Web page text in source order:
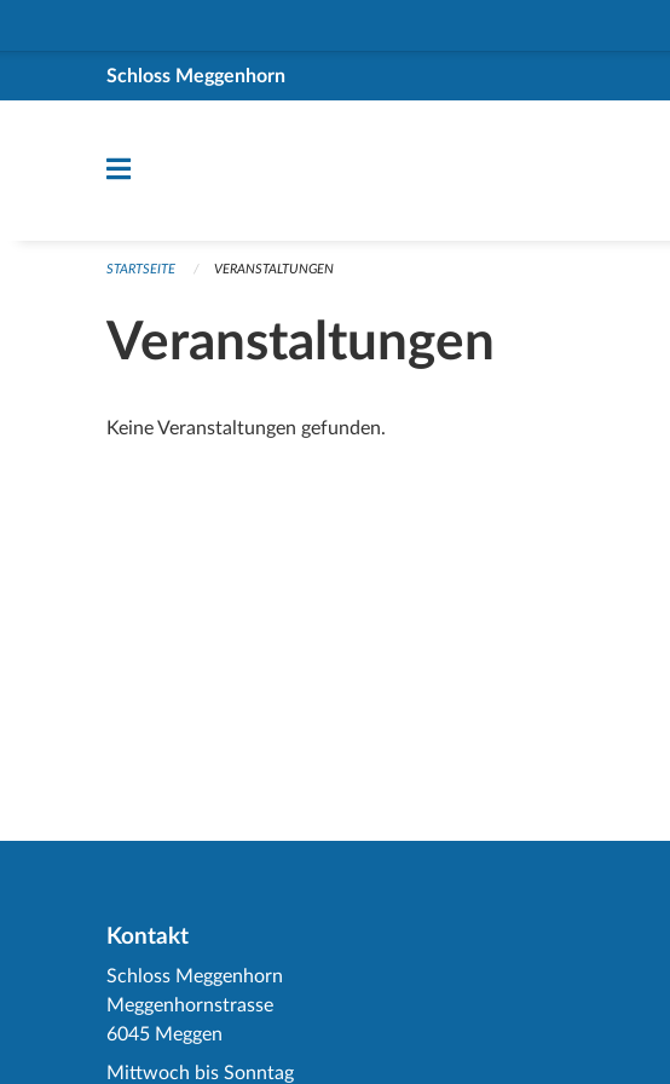
Schloss Meggenhorn
STARTSEITE VERANSTALTUNGEN
Veranstaltungen
Keine Veranstaltungen gefunden.
Kontakt
Schloss Meggenhorn
Meggenhornstrasse
6045 Meggen
Mittwoch bis Sonntag